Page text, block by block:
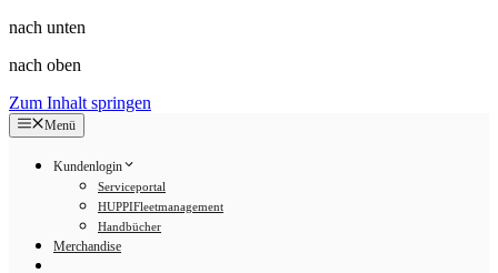
nach unten
nach oben
Zum Inhalt springen
Menü
Kundenlogin
Serviceportal
HUPPIFleetmanagement
Handbücher
Merchandise